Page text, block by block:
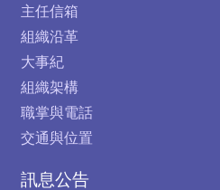
主任信箱
組織沿革
大事紀
組織架構
職掌與電話
交通與位置
訊息公告